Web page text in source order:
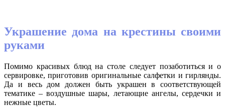
Украшение дома на крестины своими
руками
Помимо красивых блюд на столе следует позаботиться и о
сервировке, приготовив оригинальные салфетки и гирлянды.
Да и весь дом должен быть украшен в соответствующей
тематике – воздушные шары, летающие ангелы, сердечки и
нежные цветы.